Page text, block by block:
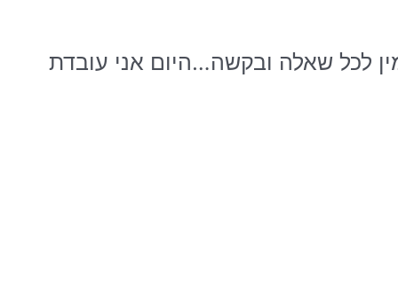
הוא עדיין זמין לכל שאלה ובקשה…היום אני עובדת